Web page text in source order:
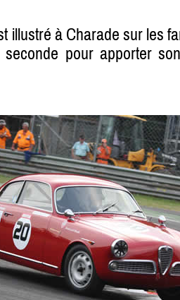
illustré à Charade sur les
pour apporter